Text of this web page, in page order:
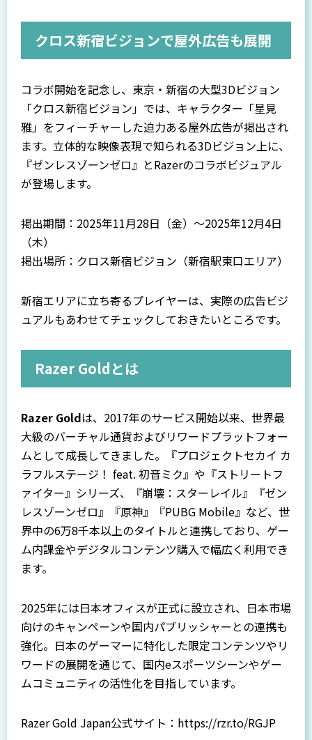
クロス新宿ビジョンで屋外広告も展開
コラボ開始を記念し、東京・新宿の大型3Dビジョン
「クロス新宿ビジョン」では、キャラクター「星見
雅」をフィーチャーした迫力ある屋外広告が掲出され
ます。立体的な映像表現で知られる3Dビジョン上に、
『ゼンレスゾーンゼロ』とRazerのコラボビジュアル
が登場します。
掲出期間：2025年11月28日（金）〜2025年12月4日
（木）
掲出場所：クロス新宿ビジョン（新宿駅東口エリア）
新宿エリアに立ち寄るプレイヤーは、実際の広告ビジ
ュアルもあわせてチェックしておきたいところです。
Razer Goldとは
Razer Goldは、2017年のサービス開始以来、世界最
大級のバーチャル通貨およびリワードプラットフォー
ムとして成長してきました。『プロジェクトセカイ カ
ラフルステージ！ feat. 初音ミク』や『ストリートフ
ァイター』シリーズ、『崩壊：スターレイル』『ゼン
レスゾーンゼロ』『原神』『PUBG Mobile』など、世
界中の6万8千本以上のタイトルと連携しており、ゲー
ム内課金やデジタルコンテンツ購入で幅広く利用でき
ます。
2025年には日本オフィスが正式に設立され、日本市場
向けのキャンペーンや国内パブリッシャーとの連携も
強化。日本のゲーマーに特化した限定コンテンツやリ
ワードの展開を通じて、国内eスポーツシーンやゲー
ムコミュニティの活性化を目指しています。
Razer Gold Japan公式サイト： https://rzr.to/RGJP